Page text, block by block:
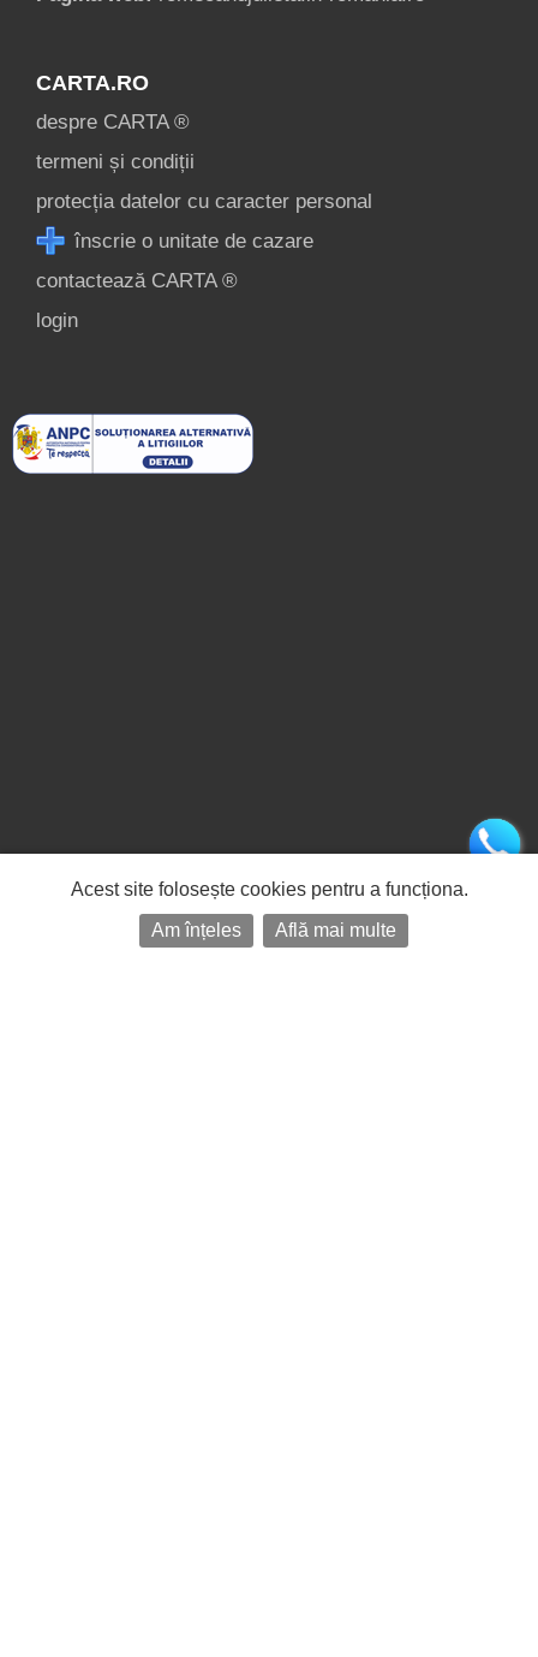
CARTA.RO
despre CARTA ®
termeni și condiții
protecția datelor cu caracter personal
înscrie o unitate de cazare
contactează CARTA ®
login
Acest site folosește cookies pentru a funcționa.
Am înțeles
Află mai multe